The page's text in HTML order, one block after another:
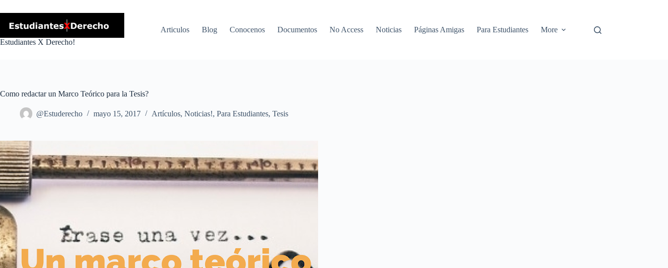
to
content
Estudiantes X Derecho!
Articulos Blog Conocenos Documentos No Access Noticias Páginas Amigas Para Estudiantes More
Como redactar un Marco Teórico para la Tesis?
@Estuderecho mayo 15, 2017 Artículos, Noticias!, Para Estudiantes, Tesis